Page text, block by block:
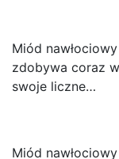
Miód
zdobywa coraz
swoje liczne…
Miód